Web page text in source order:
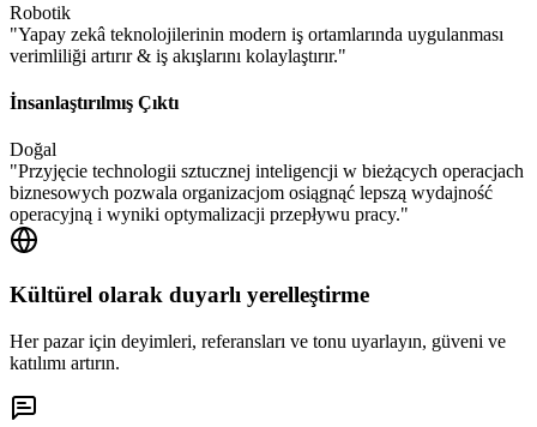
Robotik
"Yapay zekâ teknolojilerinin modern iş ortamlarında uygulanması
verimliliği artırır & iş akışlarını kolaylaştırır."
İnsanlaştırılmış Çıktı
Doğal
"Przyjęcie technologii sztucznej inteligencji w bieżących operacjach
biznesowych pozwala organizacjom osiągnąć lepszą wydajność
operacyjną i wyniki optymalizacji przepływu pracy."
Kültürel olarak duyarlı yerelleştirme
Her pazar için deyimleri, referansları ve tonu uyarlayın, güveni ve
katılımı artırın.